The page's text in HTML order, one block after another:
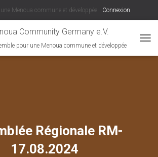
Menoua commune et développée Connexion
Community Germany e.V.
pour une Menoua commune et développée
É
Régionale RM-
17.08.2024